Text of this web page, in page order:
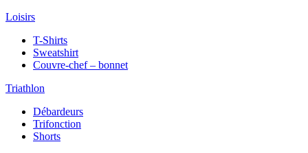
Loisirs
T-Shirts
Sweatshirt
Couvre-chef – bonnet
Triathlon
Débardeurs
Trifonction
Shorts